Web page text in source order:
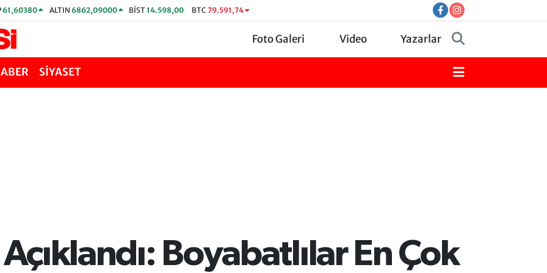
61,60380 ALTIN 6862,09000 BİST14.598,00 BTC 79.591,74
Foto Galeri Video Yazarlar
SİYASET
Boyabatlılar En Çok